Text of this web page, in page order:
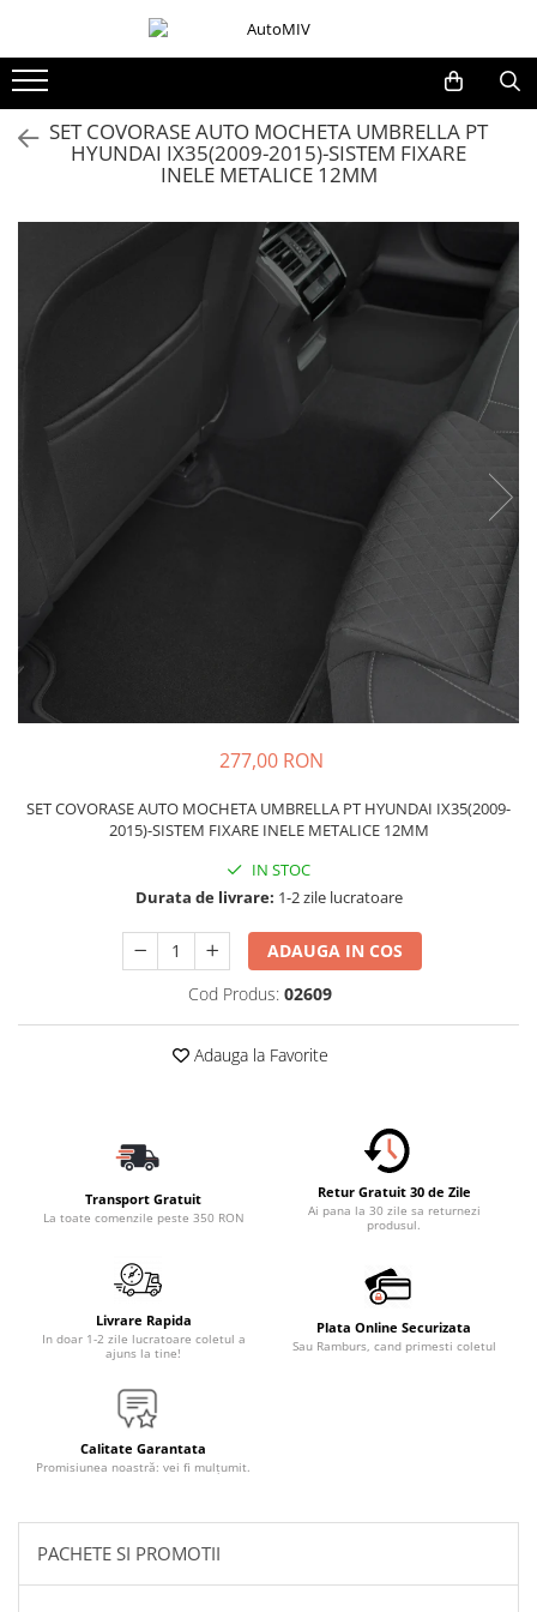
Oferta Saptamanii
Butoane
Bloc Lumini
Butoane Reglare Oglinzi
Seturi Butoane
Butoane Blocare/Deblocare
Buton Frana
Buton Clapeta Rezervor
Alte Butoane/Comutatoare
Butoane Semnalizare
Schimbatoare Viteze
Accesorii Auto
Husa Auto / Prelata Auto
Paravanturi Auto / Deflectoare Aer
Capace Roti
Covorase Auto/ Presuri Auto
Accesorii pentru Roti si Anvelope
Husa Anvelope
Truse Chei
Organizatoare Auto
Iluminat Auto
Semnalizari
Faruri Ceata
Accesorii LED
Becuri Auto
Piese Caroserie
Amortizoare Capota
SET COVORASE AUTO MOCHETA UMBRELLA PT
HYUNDAI IX35(2009-2015)-SISTEM FIXARE
INELE METALICE 12MM
277,00 RON
SET COVORASE AUTO MOCHETA UMBRELLA PT HYUNDAI IX35(2009-
2015)-SISTEM FIXARE INELE METALICE 12MM
IN STOC
Durata de livrare: 1-2 zile lucratoare
ADAUGA IN COS
Cod Produs: 02609
Adauga la Favorite
Transport Gratuit
La toate comenzile peste 350 RON
Retur Gratuit 30 de Zile
Ai pana la 30 zile sa returnezi
produsul.
Livrare Rapida
In doar 1-2 zile lucratoare coletul a
ajuns la tine!
Plata Online Securizata
Sau Ramburs, cand primesti coletul
Calitate Garantata
Promisiunea noastră: vei fi mulțumit.
PACHETE SI PROMOTII